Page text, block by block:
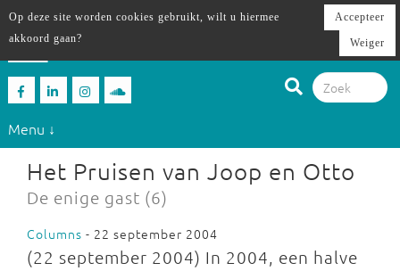
Menu ↓
Het Pruisen van Joop en Otto
De enige gast (6)
Columns - 22 september 2004
(22 september 2004) In 2004, een halve
Op deze site worden cookies gebruikt, wilt u hiermee
akkoord gaan?
Accepteer
Weiger